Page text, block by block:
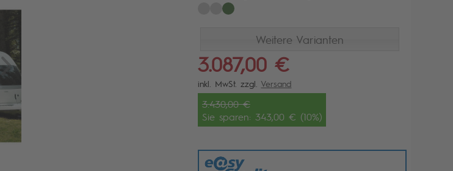
Weitere Varianten
3.087,00 €
inkl. MwSt. zzgl. Versand
3.430,00 €
Sie sparen: 343,00 € (10%)